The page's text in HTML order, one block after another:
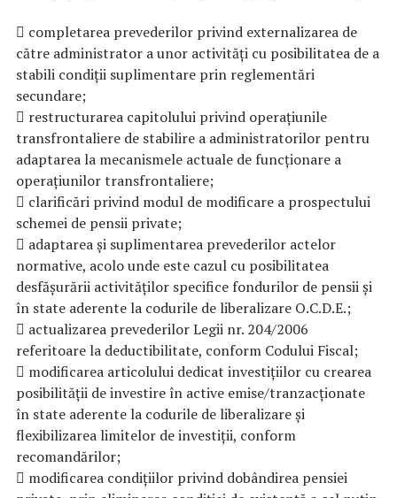
 completarea prevederilor privind externalizarea de
către administrator a unor activități cu posibilitatea de a
stabili condiții suplimentare prin reglementări
secundare;
 restructurarea capitolului privind operațiunile
transfrontaliere de stabilire a administratorilor pentru
adaptarea la mecanismele actuale de funcționare a
operațiunilor transfrontaliere;
 clarificări privind modul de modificare a prospectului
schemei de pensii private;
 adaptarea și suplimentarea prevederilor actelor
normative, acolo unde este cazul cu posibilitatea
desfășurării activităților specifice fondurilor de pensii și
în state aderente la codurile de liberalizare O.C.D.E.;
 actualizarea prevederilor Legii nr. 204/2006
referitoare la deductibilitate, conform Codului Fiscal;
 modificarea articolului dedicat investițiilor cu crearea
posibilității de investire în active emise/tranzacționate
în state aderente la codurile de liberalizare și
flexibilizarea limitelor de investiții, conform
recomandărilor;
 modificarea condițiilor privind dobândirea pensiei